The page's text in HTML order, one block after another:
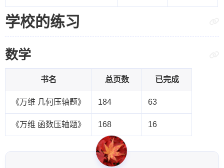
学校的练习
数学
书名 总页数 已完成
《万维 几何压轴题》 184 63
《万维 函数压轴题》 168 16